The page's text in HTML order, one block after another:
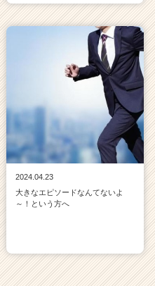
2024.04.23
大きなエピソードなんてないよ
～！という方へ